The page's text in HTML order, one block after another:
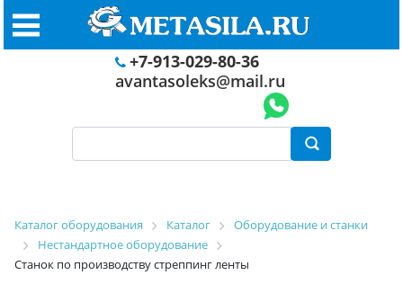
+7-913-029-80-36
avantasoleks@mail.ru
Каталог оборудования Каталог
Оборудование и станки
Нестандартное оборудование
Станок по производству стреппинг ленты